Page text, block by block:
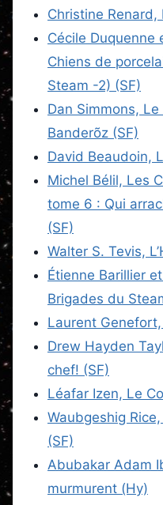
Christine Renard,
Cécile Duquenne
Chiens de
Steam -2) (SF)
Dan Simmons,
Banderõz (SF)
David Beaudoin,
Michel Bélil, Les
tome 6 : Qui
(SF)
Walter S. Tevis,
Étienne Barillier
Brigades du
Laurent
Drew Hayden
chef! (SF)
Léafar Izen, Le
Waubgeshig
(SF)
Abubakar Adam
murmurent (Hy)